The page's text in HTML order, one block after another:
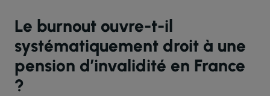
Le burnout ouvre-t-il
systématiquement droit à une
pension d’invalidité en France
?